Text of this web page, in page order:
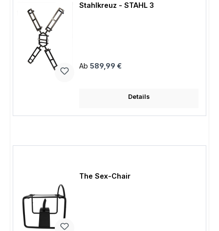
Stahlkreuz - STAHL 3
Regulärer Preis:
Ab 589,99 €
Details
The Sex-Chair